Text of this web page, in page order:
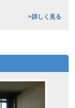
詳しく見る